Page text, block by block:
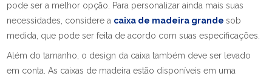
pode ser a melhor opção. Para personalizar ainda mais suas
necessidades, considere a caixa de madeira grande sob
medida, que pode ser feita de acordo com suas especificações.
Além do tamanho, o design da caixa também deve ser levado
em conta. As caixas de madeira estão disponíveis em uma